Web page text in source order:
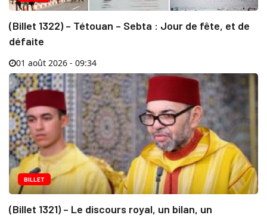
(Billet 1322) – Tétouan – Sebta : Jour de fête, et de
défaite
01 août 2026 - 09:34
BILLET
(Billet 1321) – Le discours royal, un bilan, un